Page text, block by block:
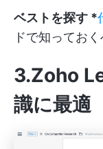
ベストを探す *
ドで知ってお
3.Zoho
識に最適